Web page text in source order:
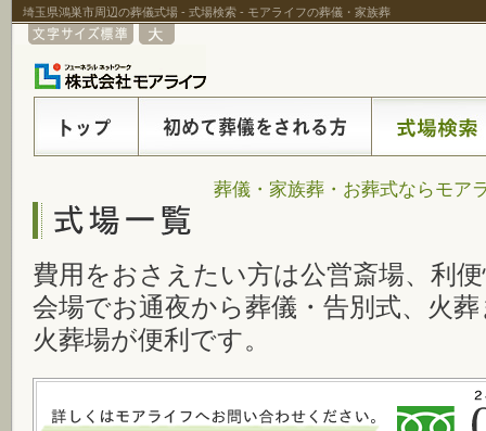
埼玉県鴻巣市周辺の葬儀式場 - 式場検索 - モアライフの葬儀・家族葬
葬儀・家族葬・お葬式ならモア
費用をおさえたい方は公営斎場、利
会場でお通夜から葬儀・告別式、火
火葬場が便利です。